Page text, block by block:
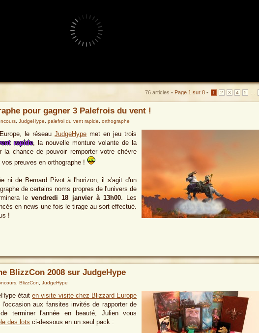
76 articles • Page 1 sur8 • 1 2 3 4 5
pour gagner 3 Palefrois du vent !
JudgeHype palefroi du vent rapide orthographe
le réseauJudgeHype met en jeu trois
rapide, la nouvelle monture volante de la
la chance de pouvoir remporter votre chèvre
preuves en orthographe !
ni de Bernard Pivot à l'horizon, il s'agit d'un
de certains noms propres de l'univers de
levendredi 18 janvier à 13h00. Les
en news une fois le tirage au sort effectué.
!
BlizzCon 2008 sur JudgeHype
BlizzCon JudgeHype
étaiten visite visite chez Blizzard Europe
aux fansites invités de rapporter de
terminer l'année en beauté, Julien vous
des lots ci-dessous en un seul pack :